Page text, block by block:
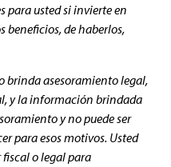
para usted si invierte en
beneficios, de haberlos,
brinda asesoramiento legal,
y la información brindada
y no puede ser
para esos motivos. Usted
fiscal o legal para